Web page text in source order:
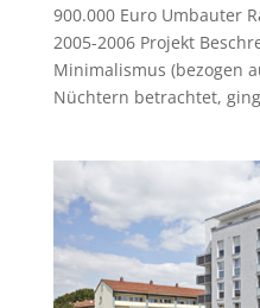
900.000 Euro Umbauter
2005-2006 Projekt
Minimalismus (bezogen
Nüchtern betrachtet,